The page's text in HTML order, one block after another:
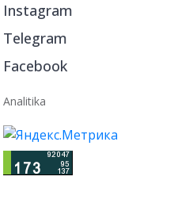
Instagram
Telegram
Facebook
Analitika